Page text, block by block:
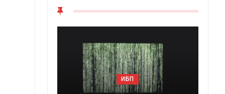
ОБЛАКА
Цифровая экономика 2026.